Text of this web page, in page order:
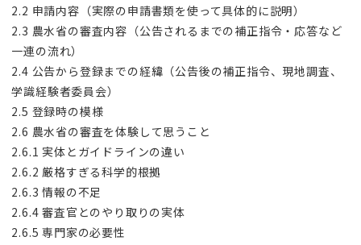
2.2 申請内容（実際の申請書類を使って具体的に説明）
2.3 農水省の審査内容（公告されるまでの補正指令・応答など
一連の流れ）
2.4 公告から登録までの経緯（公告後の補正指令、現地調査、
学識経験者委員会）
2.5 登録時の模様
2.6 農水省の審査を体験して思うこと
2.6.1 実体とガイドラインの違い
2.6.2 厳格すぎる科学的根拠
2.6.3 情報の不足
2.6.4 審査官とのやり取りの実体
2.6.5 専門家の必要性